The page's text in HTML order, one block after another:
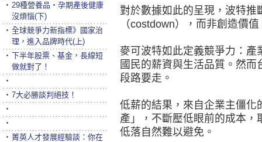
對於數據如此的呈現，波特推
（costdown），而非創造價
麥可波特如此定義競爭力：產
國民的薪資與生活品質。然
段路要走。
低薪的結果，來自企業主僵化
產」，不斷壓低眼前的成本
低落自然難以避免。
‧ 29種營養品‧孕期產後健康
沒煩惱(下)
‧ 全球競爭力新指標》國家治
理，進入品牌時代(上)
‧ 下半年股票、基金，長線短
做就對了！
‧
‧ 7大必勝談判絕技！
‧
‧
‧ 菁英人才發展經驗談：你在